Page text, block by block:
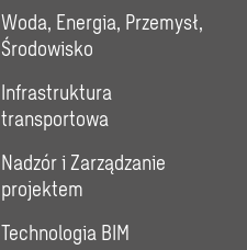
Woda, Energia, Przemysł,
Środowisko
Infrastruktura
transportowa
Nadzór i Zarządzanie
projektem
Technologia BIM